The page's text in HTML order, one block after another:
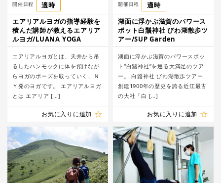
開催日程
適時
エアリアルヨガの指導経験を
積んだ講師が教えるエアリア
ルヨガ/LUANA YOGA
エアリアルヨガとは、天井から吊
るしたハンモックに体を預けなが
らヨガのポーズを取っていく、Ｎ
Ｙ発のヨガです。 ​エアリアルヨガ
とは ​エアリア […]
お気に入りに追加
開催日程
適時
湖面に浮かぶ滋賀のパワース
ポット白鬚神社 びわ湖散歩ツ
アー/SUP Garden
湖面に浮かぶ滋賀のパワースポッ
ト“白鬚神社”を巡る大満足のツア
ー。 白鬚神社 びわ湖散歩ツアー
創建1900年の歴史を誇る近江最古
の大社「白 […]
お気に入りに追加